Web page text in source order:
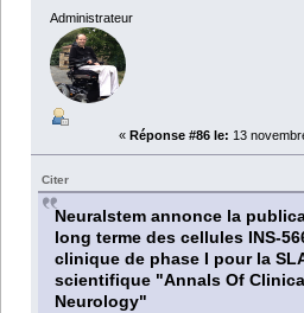
Administrateur
« Réponse #86 le: 13
Citer
Neuralstem annonce la
long terme des cellules INS-
clinique de phase I pour la
scientifique "Annals Of
Neurology"